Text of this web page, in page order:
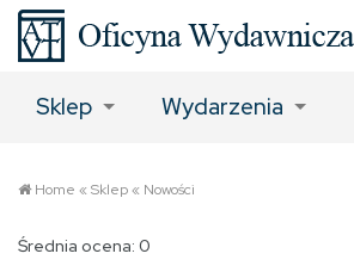
Sklep Wydarzenia
Home «Sklep« Nowości
Średnia ocena: 0